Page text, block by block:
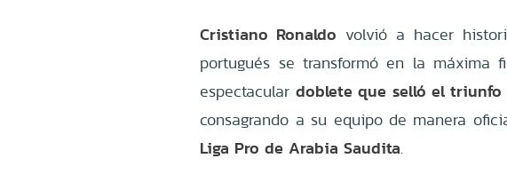
Cristiano Ronaldo volvió a hacer
portugués se transformó en la máxima
espectaculardoblete que selló el triunfo
consagrando a su equipo de manera
Liga Pro de Arabia Saudita.